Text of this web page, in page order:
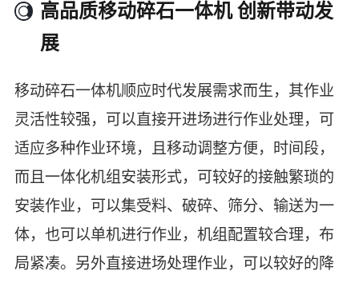
高品质移动碎石一体机 创新带动发
展
移动碎石一体机顺应时代发展需求而生，其作业
灵活性较强，可以直接开进场进行作业处理，可
适应多种作业环境，且移动调整方便，时间段，
而且一体化机组安装形式，可较好的接触繁琐的
安装作业，可以集受料、破碎、筛分、输送为一
体，也可以单机进行作业，机组配置较合理，布
局紧凑。另外直接进场处理作业，可以较好的降